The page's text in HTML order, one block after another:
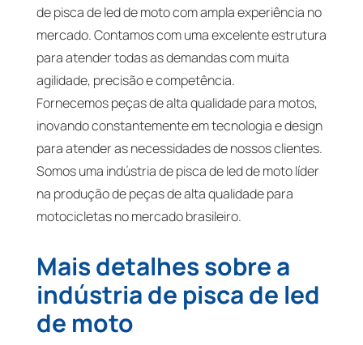
de pisca de led de moto com ampla experiência no
mercado. Contamos com uma excelente estrutura
para atender todas as demandas com muita
agilidade, precisão e competência.
Fornecemos peças de alta qualidade para motos,
inovando constantemente em tecnologia e design
para atender as necessidades de nossos clientes.
Somos uma indústria de pisca de led de moto líder
na produção de peças de alta qualidade para
motocicletas no mercado brasileiro.
Mais detalhes sobre a
indústria de pisca de led
de moto